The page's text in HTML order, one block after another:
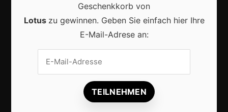
Aktuell
Lokale Suchmaschinenoptimierung bleibt der
Schlüssel für mehr regionale Kunden
Geschenkkorb von
Lotus zu gewinnen. Geben Sie einfach hier Ihre
E-Mail-Adrese an: